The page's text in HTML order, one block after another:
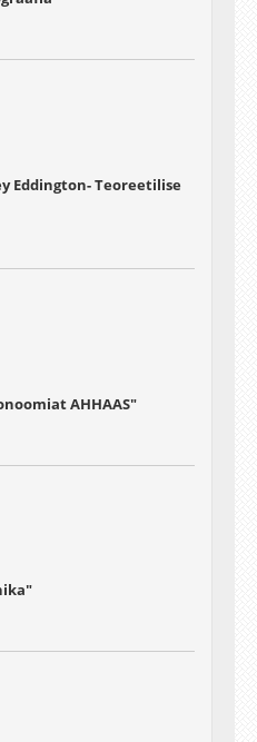
Eddington- Teoreetilise
AHHAAS"